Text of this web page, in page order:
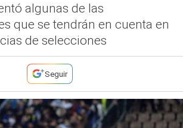
algunas de las
que se tendrán en cuenta en
de selecciones
Seguir